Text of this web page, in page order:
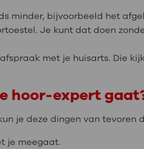
minder, bijvoorbeeld het
Je kunt dat doen
met je huisarts. Die
hoor-expert
je deze dingen van tevoren
je meegaat.